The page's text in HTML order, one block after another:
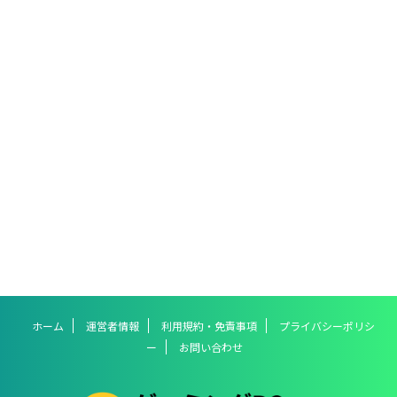
ホーム 運営者情報 利用規約・免責事項
プライバシーポリシ
ー
お問い合わせ